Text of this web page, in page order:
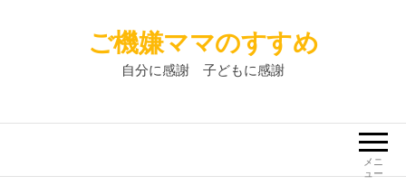
ご機嫌ママのすすめ
自分に感謝 子どもに感謝
メニ
ュー